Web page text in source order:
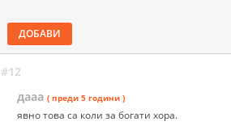
ДОБАВИ
#12
дааа ( преди 5 години )
явно това са коли за богати хора.